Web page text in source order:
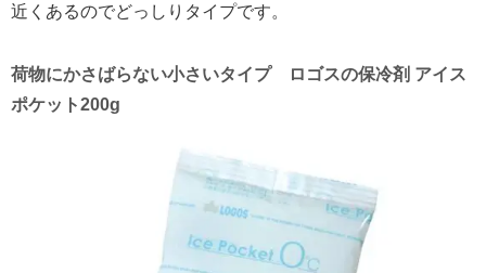
近くあるのでどっしりタイプです。
荷物にかさばらない小さいタイプ ロゴスの保冷剤 アイス
ポケット200g